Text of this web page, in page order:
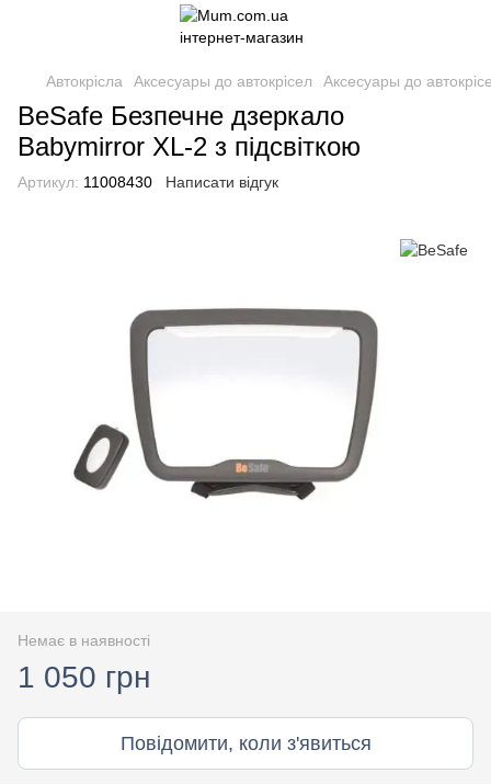
Автокрісла Аксесуары до автокрісел Аксесуары до
BeSafe Безпечне дзеркало
Babymirror XL-2 з підсвіткою
Артикул: 11008430 Написати відгук
Немає в наявності
1 050 грн
Повідомити, коли з'явиться